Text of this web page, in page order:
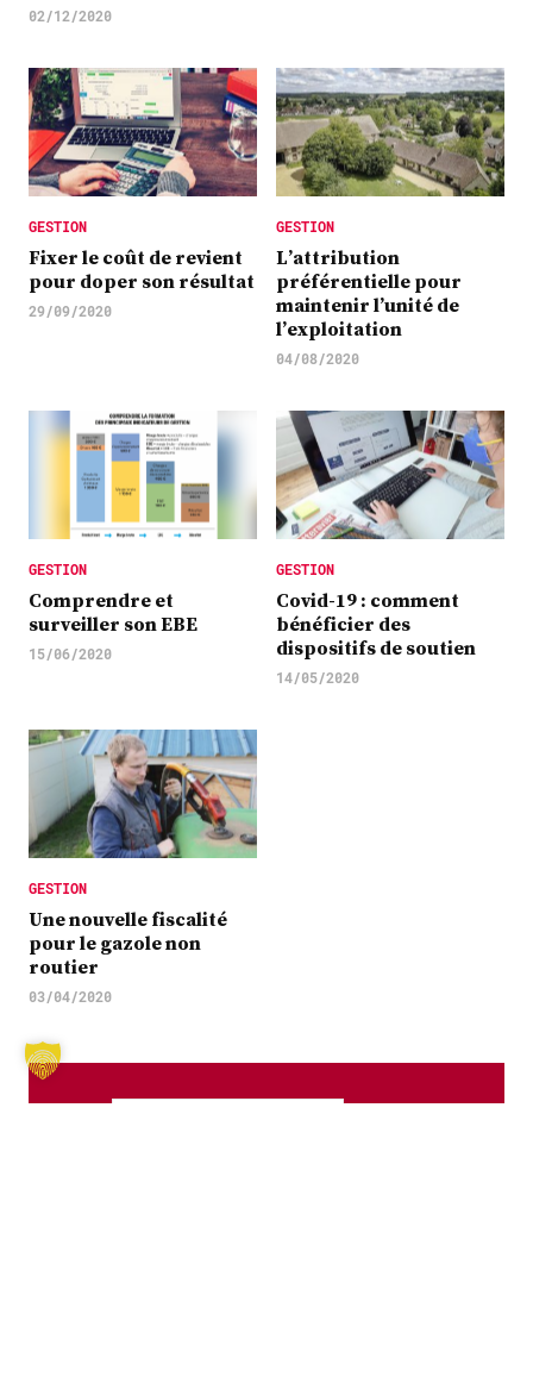
02/12/2020
GESTION
Fixer le coût de revient
pour doper son résultat
29/09/2020
GESTION
L’attribution
préférentielle pour
maintenir l’unité de
l’exploitation
04/08/2020
GESTION
Comprendre et
surveiller son EBE
15/06/2020
GESTION
Covid-19 : comment
bénéficier des
dispositifs de soutien
14/05/2020
GESTION
Une nouvelle fiscalité
pour le gazole non
routier
03/04/2020